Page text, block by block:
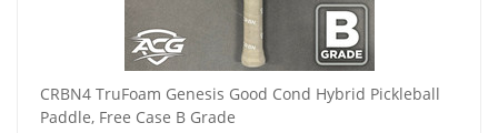
CRBN4 TruFoam Genesis Good Cond Hybrid Pickleball
Paddle, Free Case B Grade